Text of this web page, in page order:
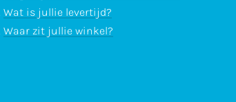
Wat is jullie levertijd?
Waar zit jullie winkel?